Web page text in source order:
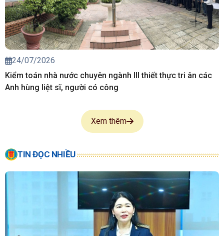
24/07/2026
Kiểm toán nhà nước chuyên ngành III thiết thực tri ân các
Anh hùng liệt sĩ, người có công
Xem thêm
TIN ĐỌC NHIỀU